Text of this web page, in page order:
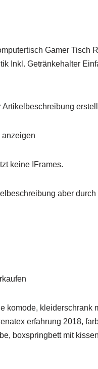
Gamer Tisch
Inkl. Getränkehalter
Artikelbeschreibung
keine IFrames.
aber
komode, kleiderschrank
erfahrung 2018,
boxspringbett mit